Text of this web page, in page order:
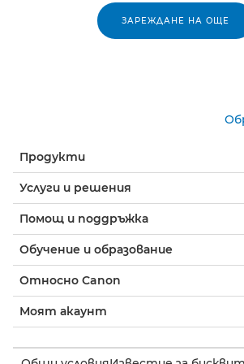
ЗАРЕЖДАНЕ НА ОЩЕ
Продукти
Услуги и решения
Помощ и поддръжка
Обучение и образование
Относно Canon
Моят акаунт